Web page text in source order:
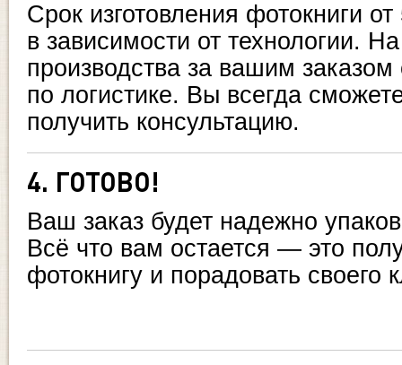
Срок изготовления фотокниги
в зависимости от технологии.
производства за вашим
по логистике. Вы всегда
получить консультацию.
4. ГОТОВО!
Ваш заказ будет надежно
Всё что вам остается — это
фотокнигу и порадовать своего